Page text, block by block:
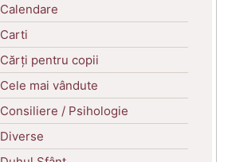
Calendare
Carti
Cărți pentru copii
Cele mai vândute
Consiliere / Psihologie
Diverse